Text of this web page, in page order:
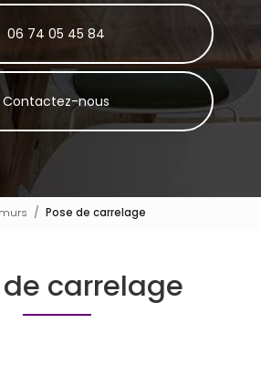
06 74 05 45 84
Contactez-nous
Pose de carrelage
de carrelage